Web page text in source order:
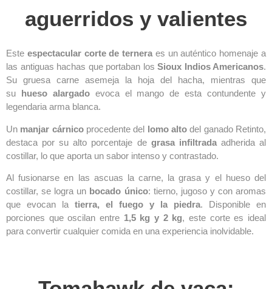
aguerridos y valientes
Este espectacular corte de ternera es un auténtico homenaje a
las antiguas hachas que portaban los Sioux Indios Americanos.
Su gruesa carne asemeja la hoja del hacha, mientras que
su hueso alargadoevoca el mango de esta contundente y
legendaria arma blanca.
Un manjar cárnicoprocedente del lomo alto del ganado Retinto,
destaca por su alto porcentaje de grasa infiltradaadherida al
costillar, lo que aporta un sabor intenso y contrastado.
Al fusionarse en las ascuas la carne, la grasa y el hueso del
costillar, se logra un bocado único: tierno, jugoso y con aromas
que evocan la tierra, el fuego y la piedra. Disponible en
porciones que oscilan entre 1,5 kg y 2 kg, este corte es ideal
para convertir cualquier comida en una experiencia inolvidable.